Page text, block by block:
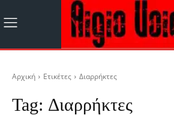
Αρχική Ετικέτες Διαρρήκτες
Tag: Διαρρήκτες